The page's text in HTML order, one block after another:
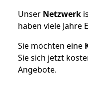
Unser Netzwerk
haben viele Jahre
Sie möchten eine
Sie sich jetzt
Angebote.